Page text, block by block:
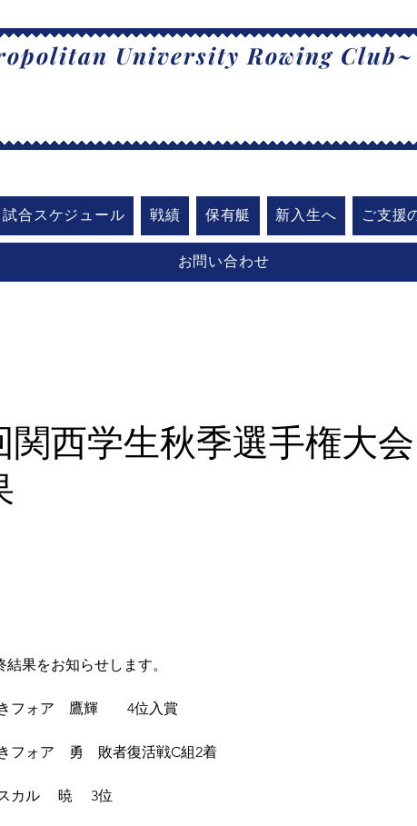
University Rowing Club~
試合スケジュール 戦績 保有艇 新入生へ ご支援
お問い合わせ
関西学生秋季選手権
果をお知らせします。
フォア　鷹輝　　4位入賞
フォア　勇　敗者復活戦C組2着
カル 　暁 　3位